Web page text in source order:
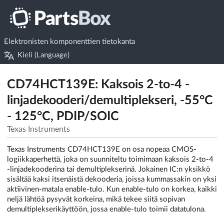
Elektronisten komponenttien tietokanta
Kieli (Language)
CD74HCT139E: Kaksois 2-to-4 -
linjadekooderi/demultiplekseri, -55°C
- 125°C, PDIP/SOIC
Texas Instruments
Texas Instruments CD74HCT139E on osa nopeaa CMOS-
logiikkaperhettä, joka on suunniteltu toimimaan kaksois 2-to-4
-linjadekooderina tai demultiplekserinä. Jokainen IC:n yksikkö
sisältää kaksi itsenäistä dekooderia, joissa kummassakin on yksi
aktiivinen-matala enable-tulo. Kun enable-tulo on korkea, kaikki
neljä lähtöä pysyvät korkeina, mikä tekee siitä sopivan
demultiplekserikäyttöön, jossa enable-tulo toimii datatulona.